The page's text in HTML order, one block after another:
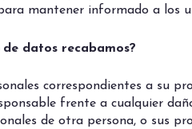
mantener informado a los
datos recabamos?
correspondientes a su
frente a cualquier
de otra persona, o sus